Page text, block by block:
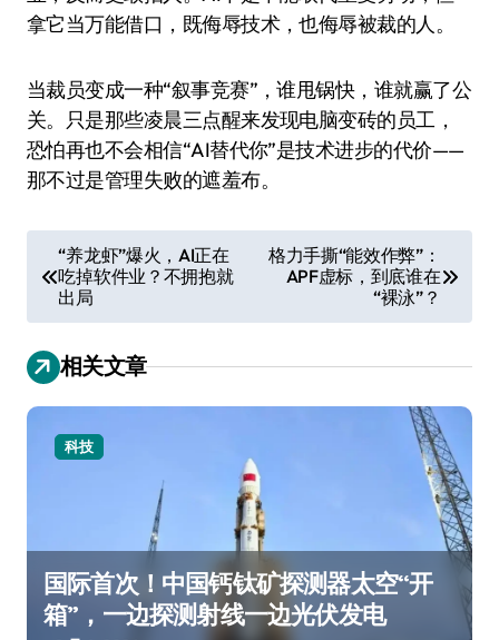
拿它当万能借口，既侮辱技术，也侮辱被裁的人。
当裁员变成一种“叙事竞赛”，谁甩锅快，谁就赢了公
关。只是那些凌晨三点醒来发现电脑变砖的员工，
恐怕再也不会相信“AI替代你”是技术进步的代价——
那不过是管理失败的遮羞布。
章
导
航
“养龙虾”爆火，AI正在
吃掉软件业？不拥抱就
出局
格力手撕“能效作弊”：
APF虚标，到底谁在
“裸泳”？
相关文章
科技
国际首次！中国钙钛矿探测器太空“开
箱”，一边探测射线一边光伏发电